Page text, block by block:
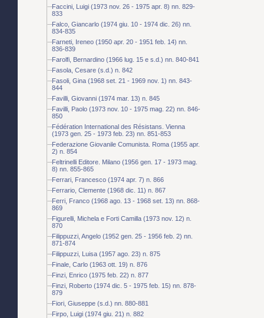
Faccini, Luigi (1973 nov. 26 - 1975 apr. 8) nn. 829-
833
Falco, Giancarlo (1974 giu. 10 - 1974 dic. 26) nn.
834-835
Farneti, Ireneo (1950 apr. 20 - 1951 feb. 14) nn.
836-839
Farolfi, Bernardino (1966 lug. 15 e s.d.) nn. 840-841
Fasola, Cesare (s.d.) n. 842
Fasoli, Gina (1968 set. 21 - 1969 nov. 1) nn. 843-
844
Favilli, Giovanni (1974 mar. 13) n. 845
Favilli, Paolo (1973 nov. 10 - 1975 mag. 22) nn. 846-
850
Fédération International des Résistans. Vienna
(1973 gen. 25 - 1973 feb. 23) nn. 851-853
Federazione Giovanile Comunista. Roma (1955 apr.
2) n. 854
Feltrinelli Editore. Milano (1956 gen. 17 - 1973 mag.
8) nn. 855-865
Ferrari, Francesco (1974 apr. 7) n. 866
Ferrario, Clemente (1968 dic. 11) n. 867
Ferri, Franco (1968 ago. 13 - 1968 set. 13) nn. 868-
869
Figurelli, Michela e Forti Camilla (1973 nov. 12) n.
870
Filippuzzi, Angelo (1952 gen. 25 - 1956 feb. 2) nn.
871-874
Filippuzzi, Luisa (1957 ago. 23) n. 875
Finale, Carlo (1963 ott. 19) n. 876
Finzi, Enrico (1975 feb. 22) n. 877
Finzi, Roberto (1974 dic. 5 - 1975 feb. 15) nn. 878-
879
Fiori, Giuseppe (s.d.) nn. 880-881
Firpo, Luigi (1974 giu. 21) n. 882